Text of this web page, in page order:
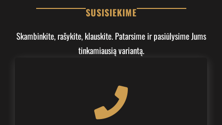
SUSISIEKIME
Skambinkite, rašykite, klauskite. Patarsime ir pasiūlysime Jums
tinkamiausią variantą.